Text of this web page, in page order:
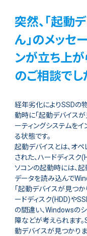
突然、「起動
ん」のメッセ
ンが立ち上が
のご相談でし
経年劣化によりSSDの
動時に「起動デバイスが
ーティングシステムをイ
る状態です。
起動デバイスとは、オ
された、ハードディス
ソコンの起動時には、
データを読み込んで
「起動デバイスが見つ
ードディスク(HDD)や
の間違い、Windowsの
障などが考えられます
動デバイスが見つかり